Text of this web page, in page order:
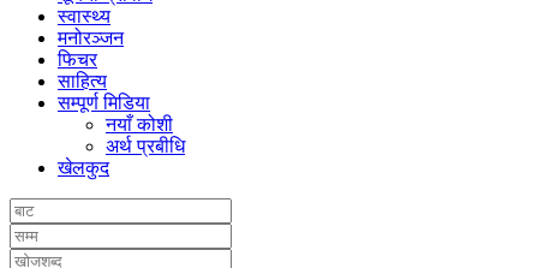
स्वास्थ्य
मनोरञ्जन
फिचर
साहित्य
सम्पूर्ण मिडिया
नयाँ कोशी
अर्थ प्रबीधि
खेलकुद